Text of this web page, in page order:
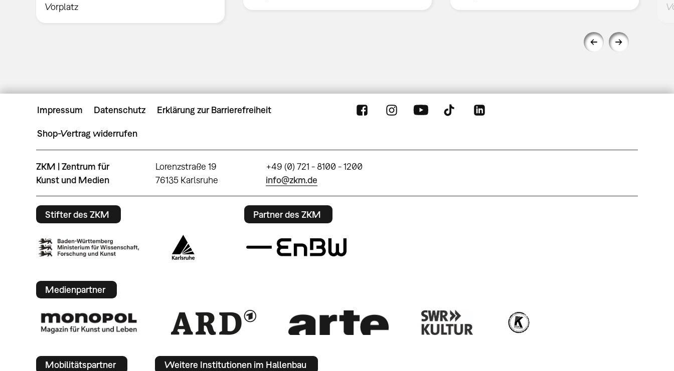
Vorplatz
Impressum Datenschutz Erklärung zur Barrierefreiheit
Shop-Vertrag widerrufen
ZKM | Zentrum für
Kunst und Medien
Lorenzstraße 19
76135 Karlsruhe
+49 (0) 721 - 8100 - 1200
info@zkm.de
Stifter des ZKM Partner des ZKM
Medienpartner
Mobilitätspartner Weitere Institutionen im Hallenbau